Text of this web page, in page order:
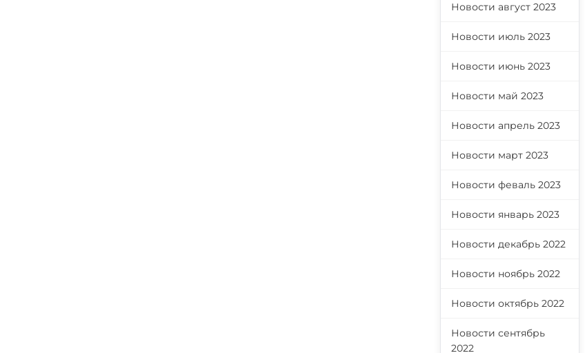
Новости август 2023
Новости июль 2023
Новости июнь 2023
Новости май 2023
Новости апрель 2023
Новости март 2023
Новости феваль 2023
Новости январь 2023
Новости декабрь 2022
Новости ноябрь 2022
Новости октябрь 2022
Новости сентябрь
2022